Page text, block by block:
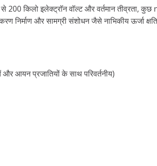
से 200 किलो इलेक्ट्रॉन वॉल्ट और वर्तमान
निर्माण और सामग्री संशोधन जैसे नाभिकीय ऊर्जा
आयन प्रजातियों के साथ परिवर्तनीय)